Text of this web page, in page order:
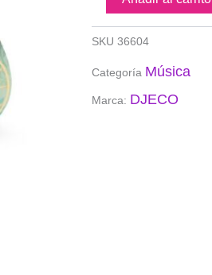
en
carro
la
cantidad
SKU 36604
Categoría Música
Marca: DJECO